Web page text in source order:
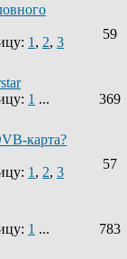
1 , 2, 3
59
1 ...
369
карта?
1 , 2, 3
57
1 ...
783